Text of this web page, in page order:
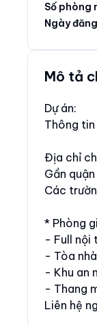
Số phòng
Ngày đăng
Mô tả
Dự án:
Thông tin
Địa chỉ
Gần
Các
* Phòng
- Full nội
- Tòa
- Khu an
- Thang
Liên hệ